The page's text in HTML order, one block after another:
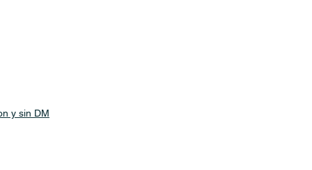
y sin DM